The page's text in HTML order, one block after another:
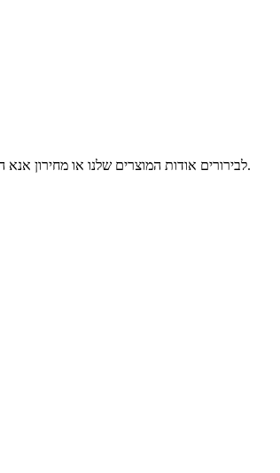
לבירורים אודות המוצרים שלנו או מחירון אנא השאר את הדוא"ל שלך אלינו ואנחנו ניצור קשר תוך 24 שעות.